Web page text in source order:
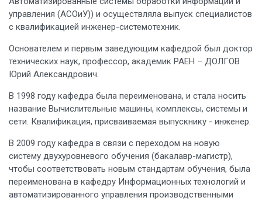
управления (АСОиУ)) и осуществляла выпуск специалистов
с квалификацией инженер-системотехник.
Основателем и первым заведующим кафедрой был доктор
технических наук, профессор, академик РАЕН – ДОЛГОВ
Юрий Александрович.
В 1998 году кафедра была переименована, и стала носить
название Вычислительные машины, комплексы, системы и
сети. Квалификация, присваиваемая выпускнику - инженер.
В 2009 году кафедра в связи с переходом на новую
систему двухуровневого обучения (бакалавр-магистр),
чтобы соответствовать новым стандартам обучения, была
переименована в кафедру Информационных технологий и
автоматизированного управления производственными